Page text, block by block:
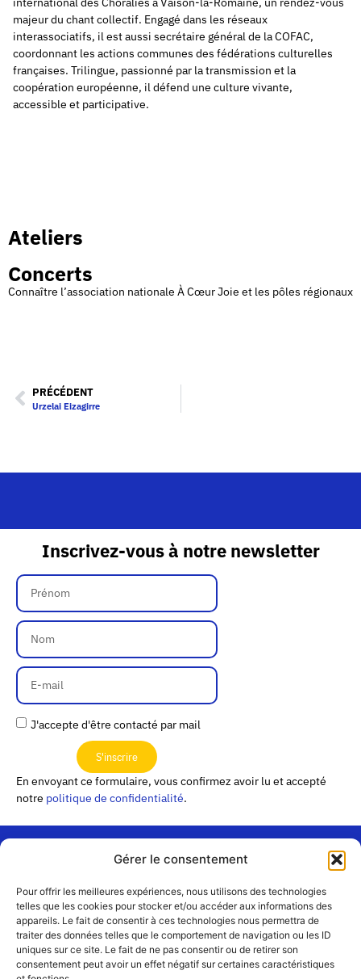
Gérer le consentement
Pour offrir les meilleures expériences, nous utilisons des technologies
telles que les cookies pour stocker et/ou accéder aux informations des
appareils. Le fait de consentir à ces technologies nous permettra de
traiter des données telles que le comportement de navigation ou les ID
uniques sur ce site. Le fait de ne pas consentir ou de retirer son
consentement peut avoir un effet négatif sur certaines caractéristiques
majeur du chant collectif. Engagé dans les réseaux
interassociatifs, il est aussi secrétaire général de la COFAC,
coordonnant les actions communes des fédérations culturelles
françaises. Trilingue, passionné par la transmission et la
coopération européenne, il défend une culture vivante,
accessible et participative.
Ateliers
Concerts
Connaître l’association nationale À Cœur Joie et les pôles régionaux
PRÉCÉDENT
Urzelai Eizagirre
Inscrivez-vous à notre newsletter
J'accepte d'être contacté par mail
S'inscrire
En envoyant ce formulaire, vous confirmez avoir lu et accepté
notre politique de confidentialité.
Contact
Équipe
« Les
Passerelles »
24 Avenue
Joannès
Masset
CS51001
Rejoignez-
nous